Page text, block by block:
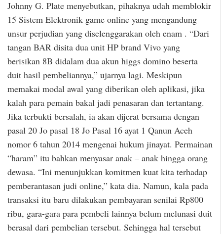
Johnny G. Plate menyebutkan, pihaknya udah memblokir
15 Sistem Elektronik game online yang mengandung
unsur perjudian yang diselenggarakan oleh enam . “Dari
tangan BAR disita dua unit HP brand Vivo yang
berisikan 8B didalam dua akun higgs domino beserta
duit hasil pembeliannya,” ujarnya lagi. Meskipun
memakai modal awal yang diberikan oleh aplikasi, jika
kalah para pemain bakal jadi penasaran dan tertantang.
Jika terbukti bersalah, ia akan dijerat bersama dengan
pasal 20 Jo pasal 18 Jo Pasal 16 ayat 1 Qanun Aceh
nomor 6 tahun 2014 mengenai hukum jinayat. Permainan
“haram” itu bahkan menyasar anak – anak hingga orang
dewasa. “Ini menunjukkan komitmen kuat kita terhadap
pemberantasan judi online,” kata dia. Namun, kala pada
transaksi itu baru dilakukan pembayaran senilai Rp800
ribu, gara-gara para pembeli lainnya belum melunasi duit
berasal dari pembelian tersebut. Sehingga hal tersebut